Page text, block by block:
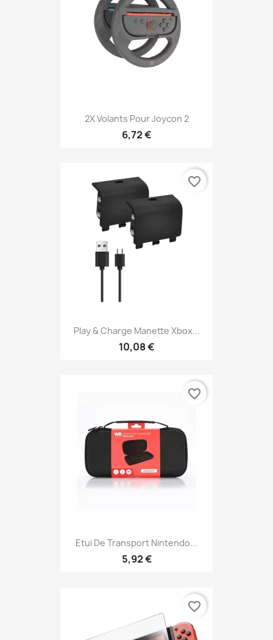
2X Volants Pour Joycon 2
6,72 €
Play & Charge Manette Xbox...
10,08 €
favorite_border
Etui De Transport Nintendo...
5,92 €
favorite_border
favorite_border